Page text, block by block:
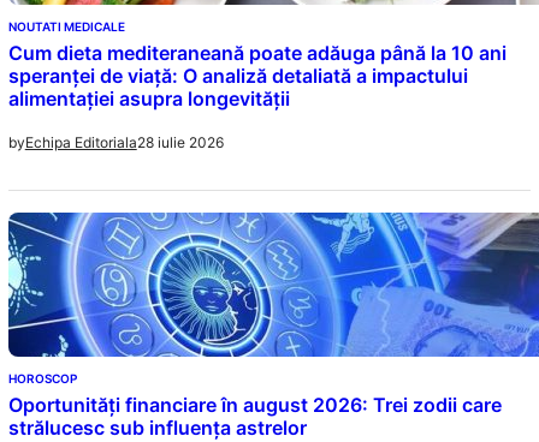
NOUTATI MEDICALE
Cum dieta mediteraneană poate adăuga până la 10 ani
speranței de viață: O analiză detaliată a impactului
alimentației asupra longevității
byEchipa Editoriala28 iulie 2026
HOROSCOP
Oportunități financiare în august 2026: Trei zodii care
strălucesc sub influența astrelor